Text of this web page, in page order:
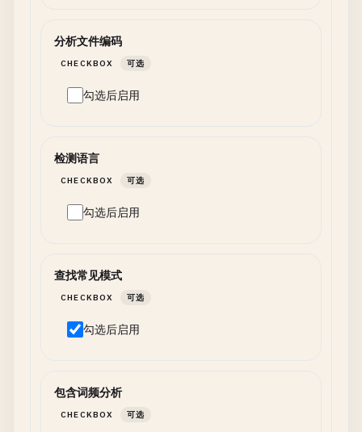
分析文件编码
CHECKBOX 可选
勾选后启用
检测语言
CHECKBOX 可选
勾选后启用
查找常见模式
CHECKBOX 可选
勾选后启用
包含词频分析
CHECKBOX 可选